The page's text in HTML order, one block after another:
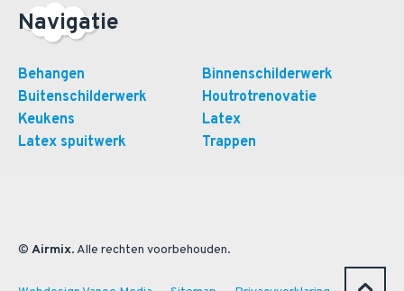
Navigatie
Behangen
Binnenschilderwerk
Buitenschilderwerk
Houtrotrenovatie
Keukens
Latex
Latex spuitwerk
Trappen
© Airmix. Alle rechten voorbehouden.